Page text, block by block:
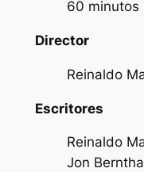
60 minutos
Director
Reinaldo
Escritores
Reinaldo
Jon